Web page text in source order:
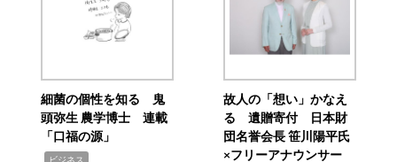
細菌の個性を知る 鬼
頭弥生 農学博士 連載
「口福の源」
ビジネス
故人の「想い」かなえ
る 遺贈寄付 日本財
団名誉会長 笹川陽平氏
×フリーアナウンサー